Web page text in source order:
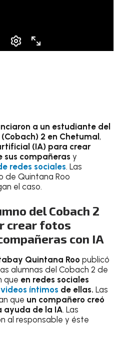
a un estudiante del
2 en Chetumal,
(IA) para crear
compañeras y
redes sociales. Las
de Quintana Roo
el caso.
del Cobach 2
crear fotos
con IA
Quintana Roo publicó
alumnas del Cobach 2 de
que en redes sociales
íntimos de ellas. Las
que un compañero creó
ayuda de la IA. Las
al responsable y éste